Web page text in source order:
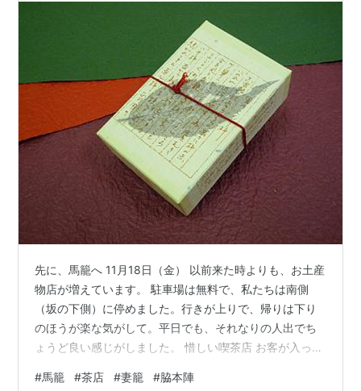
先に、馬籠へ 11月18日（金） 以前来た時よりも、お土産
物店が増えています。 駐車場は無料で、私たちは南側
（坂の下側）に停めました。行きが上りで、帰りは下り
のほうが楽な気がして。平日でも、それなりの人出でち
ょうど良い感じがしました。 惜しい喫茶店 お客が入って
値段が提示されていて、店構えも新しいか清潔感があり
#馬籠 #茶店 #妻籠 #脇本陣